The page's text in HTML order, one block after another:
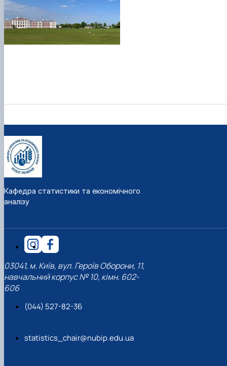
Кафедра статистики та економічного
аналізу
03041, м. Київ, вул. Героїв Оборони, 11,
навчальний корпус № 10, кімн. 602-
606
(044) 527-82-36
statistics_chair@nubip.edu.ua